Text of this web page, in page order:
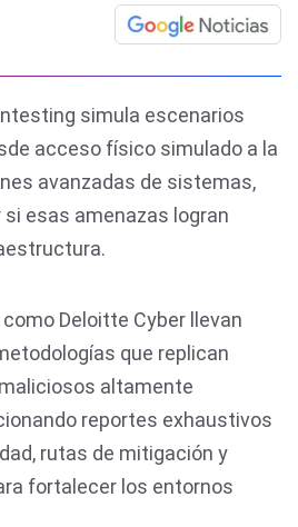
simula escenarios
acceso físico simulado a la
avanzadas de sistemas,
esas amenazas logran
Deloitte Cyber llevan
que replican
altamente
reportes exhaustivos
rutas de mitigación y
fortalecer los entornos